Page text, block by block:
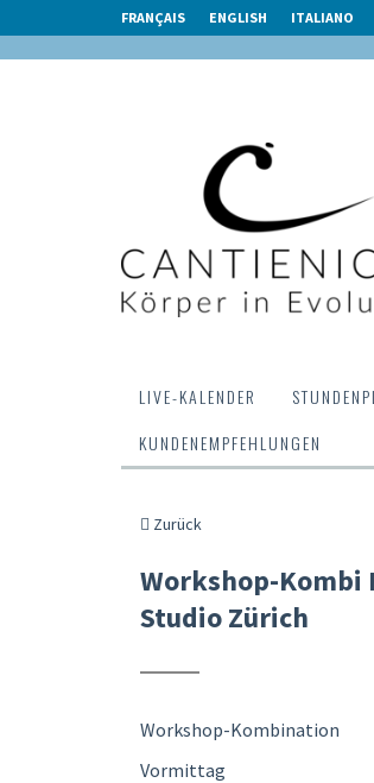
FRANÇAIS ENGLISH ITALIANO
LIVE-KALENDER
KUNDENEMPFEHLUNGEN
Zurück
Workshop-Kombi
Studio Zürich
Workshop-Kombination
Vormittag